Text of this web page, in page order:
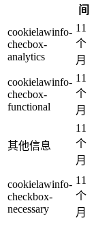
间
cookielawinfo-
checbox-
analytics
11
个
月
cookielawinfo-
checbox-
functional
11
个
月
其他信息
11
个
月
cookielawinfo-
checkbox-
necessary
11
个
月